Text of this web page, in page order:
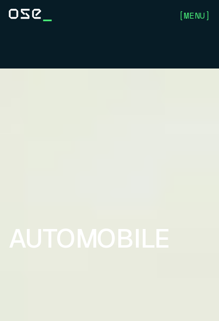
[MENU]
AUTOMOBILE